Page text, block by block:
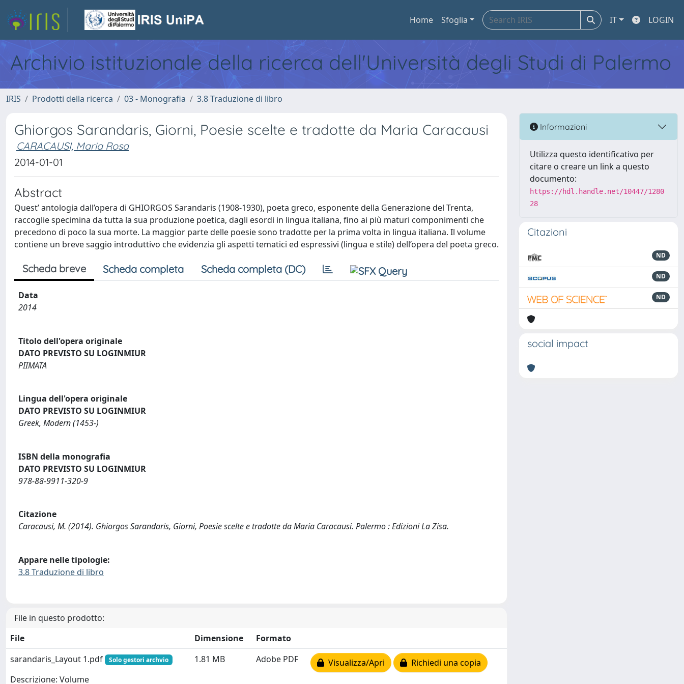
Home Sfoglia IT LOGIN
Archivio istituzionale della ricerca dell'Università degli Studi di Palermo
IRIS Prodotti della ricerca 03 - Monografia 3.8 Traduzione di libro
Ghiorgos Sarandaris, Giorni, Poesie scelte e tradotte da Maria Caracausi
CARACAUSI, Maria Rosa
2014-01-01
Abstract
Quest’ antologia dall’opera di GHIORGOS Sarandaris (1908-1930), poeta greco, esponente della Generazione del Trenta,
raccoglie specimina da tutta la sua produzione poetica, dagli esordi in lingua italiana, fino ai più maturi componimenti che
precedono di poco la sua morte. La maggior parte delle poesie sono tradotte per la prima volta in lingua italiana. Il volume
contiene un breve saggio introduttivo che evidenzia gli aspetti tematici ed espressivi (lingua e stile) dell’opera del poeta greco.
Scheda breve Scheda completa Scheda completa (DC)
Data
2014
Titolo dell'opera originale
DATO PREVISTO SU LOGINMIUR
PIIMATA
Lingua dell'opera originale
DATO PREVISTO SU LOGINMIUR
Greek, Modern (1453-)
ISBN della monografia
DATO PREVISTO SU LOGINMIUR
978-88-9911-320-9
Citazione
Caracausi, M. (2014). Ghiorgos Sarandaris, Giorni, Poesie scelte e tradotte da Maria Caracausi. Palermo : Edizioni La Zisa.
Appare nelle tipologie:
3.8 Traduzione di libro
File in questo prodotto:
File
Dimensione
Formato
sarandaris_Layout 1.pdf
Solo gestori archvio
Descrizione: Volume
1.81 MB Adobe PDF Visualizza/Apri Richiedi una copia
Informazioni
Utilizza questo identificativo per
citare o creare un link a questo
documento:
https://hdl.handle.net/10447/1280
28
Citazioni
ND
ND
ND
social impact